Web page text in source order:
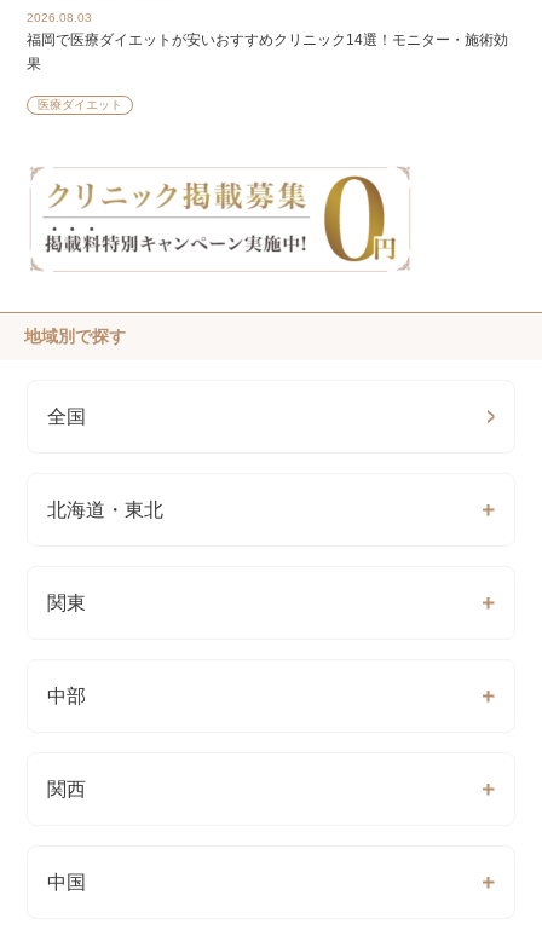
2026.08.03
福岡で医療ダイエットが安いおすすめクリニック14選！モニター・施術効
果
医療ダイエット
地域別で探す
全国
北海道・東北
関東
中部
関西
中国